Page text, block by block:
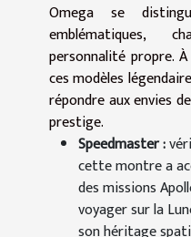
Omega se
emblématiques,
personnalité propre.
ces modèles
répondre aux envies
prestige.
Speedmaster :
cette montre a
des missions
voyager sur la
son héritage